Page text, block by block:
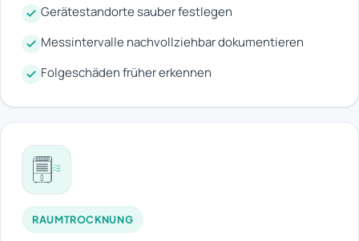
Gerätestandorte sauber festlegen
Messintervalle nachvollziehbar dokumentieren
Folgeschäden früher erkennen
RAUMTROCKNUNG